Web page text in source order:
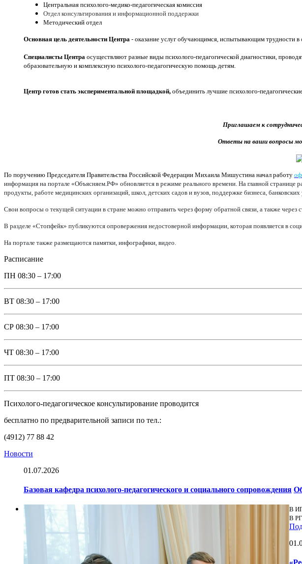
Центральная психолого-медико-педагогическая комиссия
Отдел консультирования и информационной поддержки
Методический отдел
Основная цель деятельности Центра - оказание услуг обучающимся, испытывающим трудности
Специалисты Центра осуществляют разные виды психолого-педагогической диагностики,
образовательную и комплексную психолого-педагогическую помощь детям.
Центр готов стать экспериментальной площадкой, объединить лучшие психолого-
Приглашаем к
Ответы на ваши вопросы
По поручению Председателя Правительства Российской Федерации Михаила Мишустина начал работу
информация на портале «Объясняем.РФ» обновляется в режиме реального времени. На главной
продукты, работе медицинских организаций, школ, детских садов и вузов, поддержке бизнеса,
Свои вопросы о текущей ситуации в стране можно отправить через форму обратной связи, а также
В разделе «Стопфейк» публикуются опровержения недостоверной информации, которая появляется в
На портале также размещаются памятки, инфографики, видео.
Расписание
ПН 08:30 – 17:00
ВТ 08:30 – 17:00
СР 08:30 – 17:00
ЧТ 08:30 – 17:00
ПТ 08:30 – 17:00
Психолого-педагогическое консультирование проводится
бесплатно по предварительной записи по тел.:
(4912) 77 88 42
Новости
01.07.2026
Базовая кафедра психолого-педагогического и социального сопровождения
В
В